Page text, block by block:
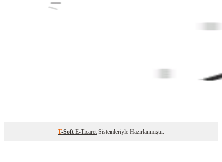
T-Soft E-Ticaret Sistemleriyle Hazırlanmıştır.